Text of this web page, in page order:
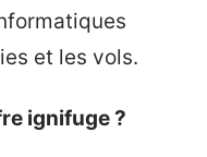
et les vols.
ignifuge ?